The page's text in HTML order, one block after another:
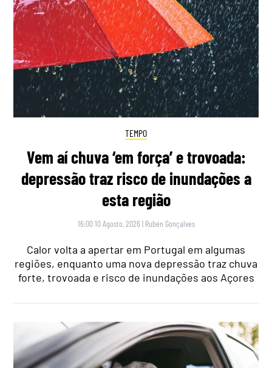
TEMPO
Vem aí chuva ‘em força’ e trovoada:
depressão traz risco de inundações a
esta região
16:00 10 Agosto, 2026 | Rubén Gonçalves
Calor volta a apertar em Portugal em algumas
regiões, enquanto uma nova depressão traz chuva
forte, trovoada e risco de inundações aos Açores